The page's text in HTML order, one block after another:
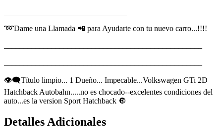
➿Dame una Llamada 📲 para Ayudarte con tu nuevo carro...!!!!
👁‍🗨Título limpio... 1 Dueño... Impecable...Volkswagen GTi 2D
Hatchback Autobahn.....no es chocado--excelentes condiciones del
auto...es la version Sport Hatchback 🔘
Detalles Adicionales